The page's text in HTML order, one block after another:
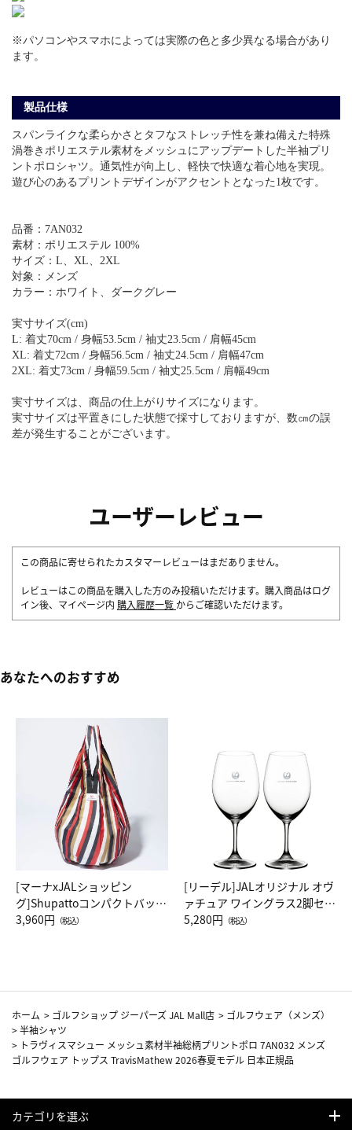
※パソコンやスマホによっては実際の色と多少異なる場合があり
ます。
製品仕様
スパンライクな柔らかさとタフなストレッチ性を兼ね備えた特殊
渦巻きポリエステル素材をメッシュにアップデートした半袖プリ
ントポロシャツ。通気性が向上し、軽快で快適な着心地を実現。
遊び心のあるプリントデザインがアクセントとなった1枚です。
品番：7AN032
素材：ポリエステル 100%
サイズ：L、XL、2XL
対象：メンズ
カラー：ホワイト、ダークグレー
実寸サイズ(cm)
L: 着丈70cm / 身幅53.5cm / 袖丈23.5cm / 肩幅45cm
XL: 着丈72cm / 身幅56.5cm / 袖丈24.5cm / 肩幅47cm
2XL: 着丈73cm / 身幅59.5cm / 袖丈25.5cm / 肩幅49cm
実寸サイズは、商品の仕上がりサイズになります。
実寸サイズは平置きにした状態で採寸しておりますが、数㎝の誤
差が発生することがございます。
ユーザーレビュー
この商品に寄せられたカスタマーレビューはまだありません。
レビューはこの商品を購入した方のみ投稿いただけます。購入商品はログ
イン後、マイページ内 購入履歴一覧 からご確認いただけます。
あなたへのおすすめ
[マーナxJALショッピン
グ]Shupattoコンパクトバッグ
Drop JAL客室乗務員（LC）ス
3,960円 （税込）
[リーデル]JALオリジナル オヴ
ァチュア ワイングラス2脚セッ
ト（レッドワイン）
5,280円 （税込）
ホーム > ゴルフショップ ジーパーズ JAL Mall店 > ゴルフウェア（メンズ）
>半袖シャツ
> トラヴィスマシュー メッシュ素材半袖総柄プリントポロ 7AN032 メンズ
ゴルフウェア トップス TravisMathew 2026春夏モデル 日本正規品
カテゴリを選ぶ